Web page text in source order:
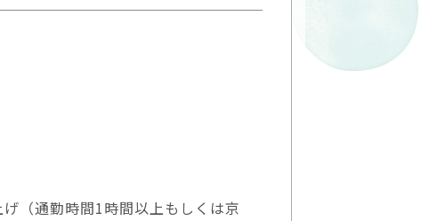
（通勤時間1時間以上もしくは京